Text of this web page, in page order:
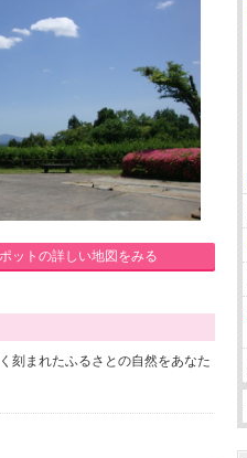
ットの詳しい地図をみる
刻まれたふるさとの自然をあなた